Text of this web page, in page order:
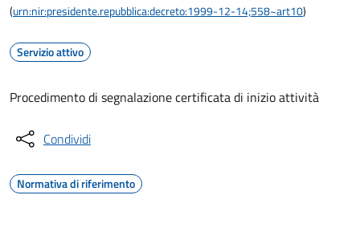
(urn:nir:presidente.repubblica:decreto:1999-12-14;558~art10)
Servizio attivo
Procedimento di segnalazione certificata di inizio attività
Condividi
Normativa di riferimento